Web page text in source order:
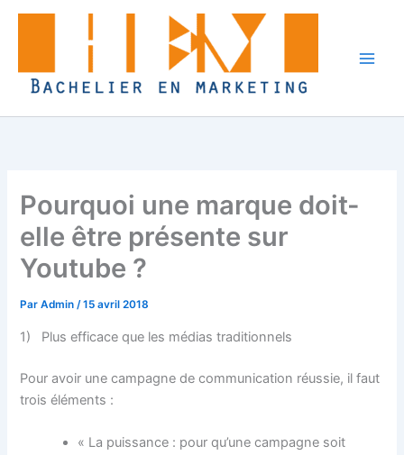
Aller
Pourquoi une marque doit-
elle être présente sur
Youtube ?
ParAdmin/15 avril 2018
1) Plus efficace que les médias traditionnels
Pour avoir une campagne de communication réussie, il faut
trois éléments :
« La puissance : pour qu’une campagne soit